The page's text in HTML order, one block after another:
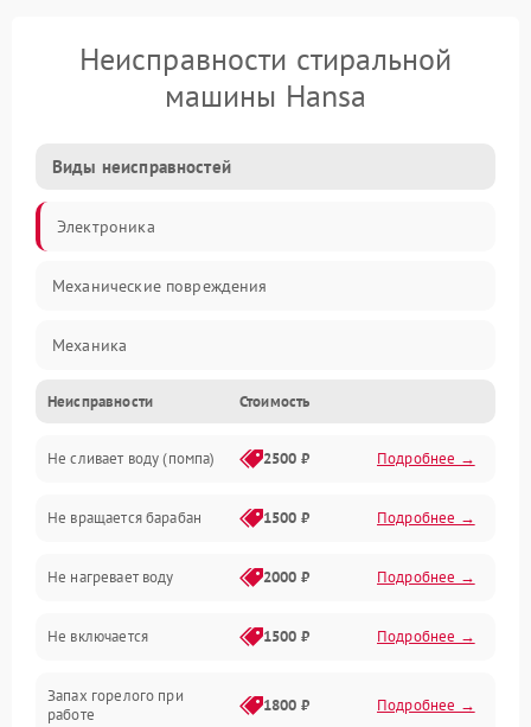
Неисправности стиральной
машины Hansa
Виды неисправностей
Электроника
Механические повреждения
Механика
Электропитание
Водоснабжение
Слив
Программное обеспечение
Неисправности Стоимость
Не сливает воду (помпа) 2500 ₽ Подробнее →
Не вращается барабан 1500 ₽ Подробнее →
Не нагревает воду 2000 ₽ Подробнее →
Не включается 1500 ₽ Подробнее →
Запах горелого при
работе
1800 ₽ Подробнее →